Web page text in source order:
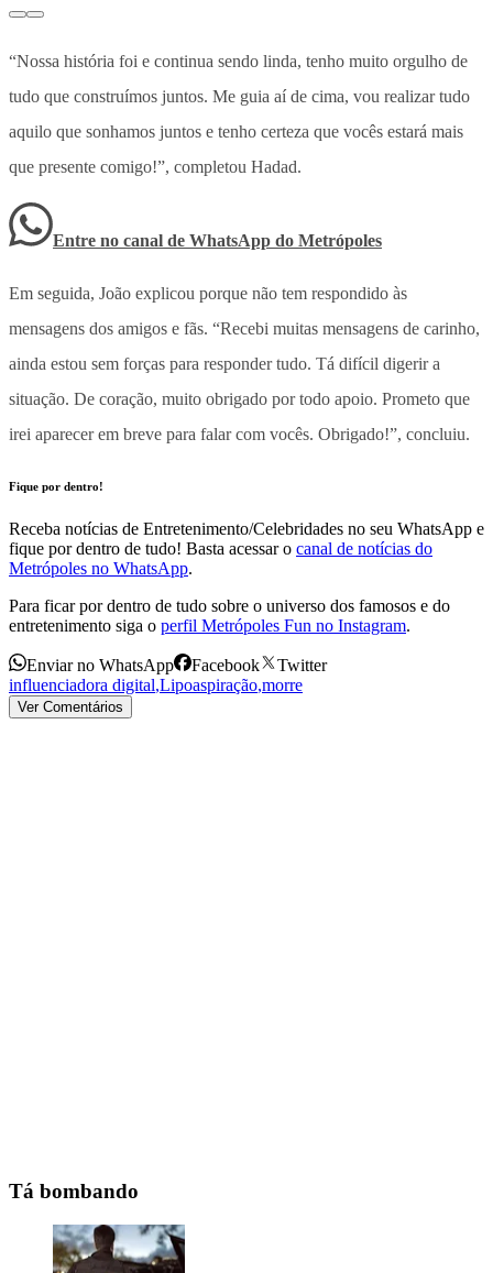
“Nossa história foi e continua sendo linda, tenho muito orgulho de
tudo que construímos juntos. Me guia aí de cima, vou realizar tudo
aquilo que sonhamos juntos e tenho certeza que vocês estará mais
que presente comigo!”, completou Hadad.
Entre no canal de WhatsApp do Metrópoles
Em seguida, João explicou porque não tem respondido às
mensagens dos amigos e fãs. “Recebi muitas mensagens de carinho,
ainda estou sem forças para responder tudo. Tá difícil digerir a
situação. De coração, muito obrigado por todo apoio. Prometo que
irei aparecer em breve para falar com vocês. Obrigado!”, concluiu.
Fique por dentro!
Receba notícias de Entretenimento/Celebridades no seu WhatsApp e
fique por dentro de tudo! Basta acessar o canal de notícias do
Metrópoles no WhatsApp.
Para ficar por dentro de tudo sobre o universo dos famosos e do
entretenimento siga o perfil Metrópoles Fun no Instagram.
Enviar no WhatsApp Facebook
Twitter
influenciadora digital,Lipoaspiração,morre
Ver Comentários
Tá bombando